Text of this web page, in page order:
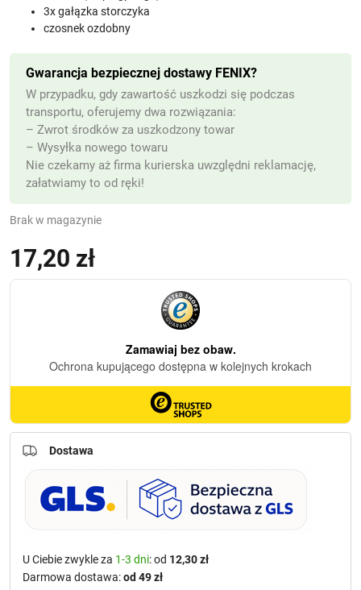
17,20 zł
3x gałązka storczyka
czosnek ozdobny
Brak w magazynie
Gwarancja bezpiecznej dostawy FENIX?
W przypadku, gdy zawartość uszkodzi się podczas
transportu, oferujemy dwa rozwiązania:
– Zwrot środków za uszkodzony towar
– Wysyłka nowego towaru
Nie czekamy aż firma kurierska uwzględni reklamację,
załatwiamy to od ręki!
Dostawa
U Ciebie zwykle za 1-3 dni: od 12,30 zł
Darmowa dostawa:od 49 zł